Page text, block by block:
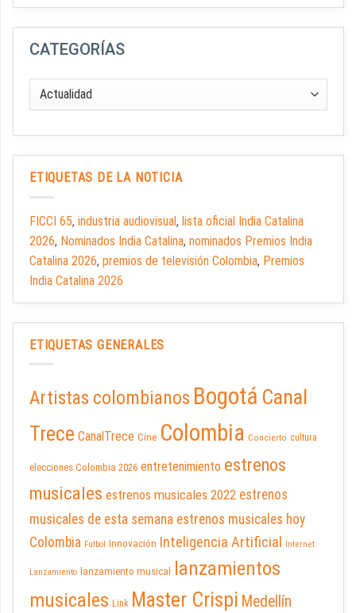
CATEGORÍAS
ETIQUETAS DE LA NOTICIA
FICCI 65, industria audiovisual, lista oficial India Catalina
2026, Nominados India Catalina, nominados Premios India
Catalina 2026, premios de televisión Colombia, Premios
India Catalina 2026
ETIQUETAS GENERALES
Artistas colombianos Bogotá Canal
Trece CanalTrece Cine Colombia Concierto cultura
elecciones Colombia 2026 entretenimiento estrenos
musicales estrenos musicales 2022 estrenos
musicales de esta semana estrenos musicales hoy
Colombia Futbol Innovación Inteligencia Artificial Internet
Lanzamiento lanzamiento musical
lanzamientos
musicales Link Master Crispi Medellín